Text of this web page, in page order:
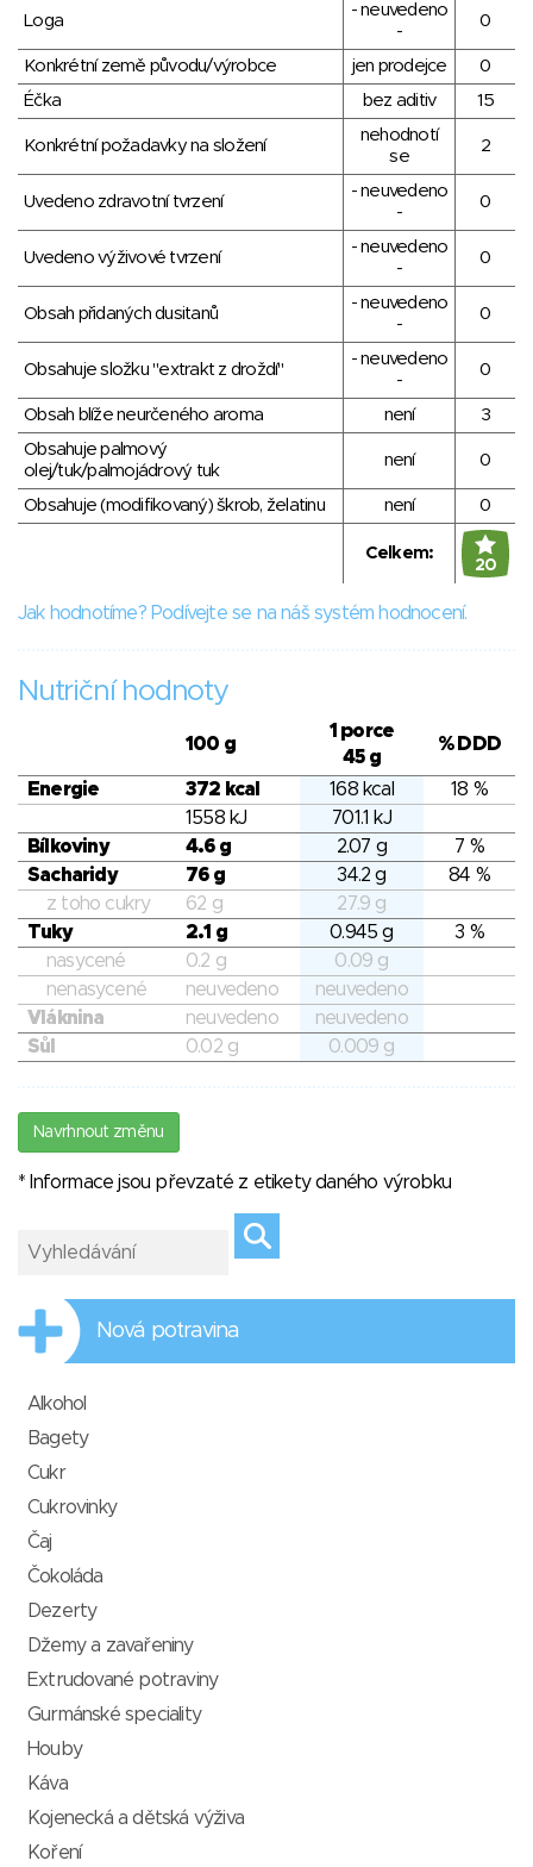
Loga
- neuvedeno
-
0
Konkrétní země původu/výrobce jen prodejce
0
Éčka
bez aditiv 15
Konkrétní požadavky na složení
nehodnotí
se
2
Uvedeno zdravotní tvrzení
- neuvedeno
-
0
Uvedeno výživové tvrzení
- neuvedeno
-
0
Obsah přidaných dusitanů
- neuvedeno
-
0
Obsahuje složku "extrakt z droždí"
- neuvedeno
-
0
Obsah blíže neurčeného aroma není
3
Obsahuje palmový
olej/tuk/palmojádrový tuk
není 0
Obsahuje (modifikovaný) škrob, želatinu není 0
Celkem:
20
Jak hodnotíme? Podívejte se na náš systém hodnocení.
Nutriční hodnoty
100 g
1 porce
45 g
% DDD
Energie 372 kcal 168 kcal
18 %
1558 kJ
701.1 kJ
Bílkoviny
4.6 g 2.07 g
7 %
Sacharidy
76 g 34.2 g
84 %
z toho cukry
62 g
27.9 g
Tuky
2.1 g 0.945 g
3 %
nasycené
0.2 g
0.09 g
nenasycené
neuvedeno
neuvedeno
Vláknina
neuvedeno
neuvedeno
Sůl
0.02 g 0.009 g
Navrhnout změnu
* Informace jsou převzaté z etikety daného výrobku
Nová potravina
Alkohol
Bagety
Cukr
Cukrovinky
Čaj
Čokoláda
Dezerty
Džemy a zavařeniny
Extrudované potraviny
Gurmánské speciality
Houby
Káva
Kojenecká a dětská výživa
Koření